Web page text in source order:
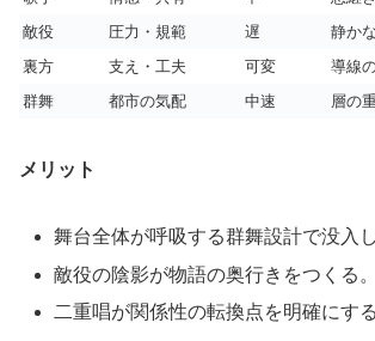
敵役
圧力・規範 遅
静か
裏方
支え・工夫 可変
導線
群舞
都市の気配 中速 層の
メリット
舞台全体が呼吸する群舞設計で没入
敵役の陰影が物語の奥行きをつくる。
二重唱が関係性の転換点を明確にする